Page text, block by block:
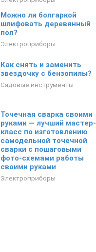
Можно ли болгаркой
шлифовать деревянный
пол?
Электроприборы
Как снять и заменить
звездочку с бензопилы?
Садовые инструменты
Точечная сварка своими
руками — лучший мастер-
класс по изготовлению
самодельной точечной
сварки с пошаговыми
фото-схемами работы
своими руками
Электроприборы